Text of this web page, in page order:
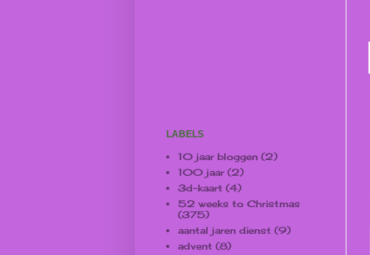
LABELS
10 jaar bloggen (2)
100 jaar (2)
3d-kaart (4)
52 weeks to Christmas
(375)
aantal jaren dienst (9)
advent (8)